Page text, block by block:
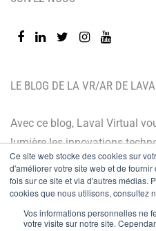
Ce site web stocke des cookies sur
d'améliorer votre site web et de
fois sur ce site et via d'autres médias.
cookies que nous utilisons, consultez
Vos informations personnelles ne
votre visite sur notre site.
LE BLOG DE LA VR/AR DE
Avec ce blog, Laval Virtual
lumière les innovations
récentes et les dernières
blog de Laval Virtual
mieux comprendre et mieux
immersives, les intégrer à